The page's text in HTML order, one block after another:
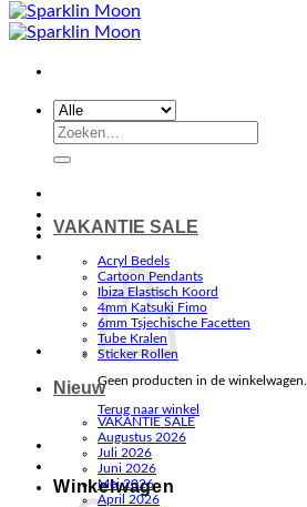
Zoeken
Geen producten in de winkelwagen.
Terug naar winkel
Winkelwagen
VAKANTIE SALE
Acryl Bedels
Cartoon Pendants
Ibiza Elastisch Koord
4mm Katsuki Fimo
6mm Tsjechische Facetten
Tube Kralen
Sticker Rollen
Nieuw
VAKANTIE SALE
Augustus 2026
Juli 2026
Juni 2026
Mei 2026
April 2026